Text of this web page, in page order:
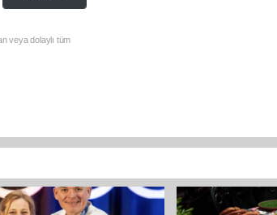
veya dolaylı tüm